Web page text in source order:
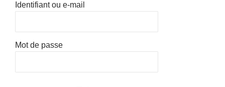
Identifiant ou e-mail
Mot de passe